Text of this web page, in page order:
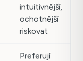
intuitivnější,
ochotnější
riskovat
Preferují